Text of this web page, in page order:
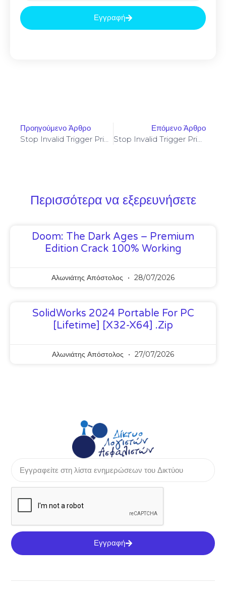
Εγγραφή
Προηγούμενο Άρθρο
Stop Invalid Trigger Price On Yellowstone-Vixen – Simple Fix
Επόμενο Άρθρο
Stop Invalid Trigger Price On Yellowstone-Vixen – Simple Fix
Περισσότερα να εξερευνήσετε
Doom: The Dark Ages – Premium
Edition Crack 100% Working
Αλωνιάτης Απόστολος 28/07/2026
SolidWorks 2024 Portable For PC
[Lifetime] [x32-X64] .zip
Αλωνιάτης Απόστολος 27/07/2026
Εγγραφή